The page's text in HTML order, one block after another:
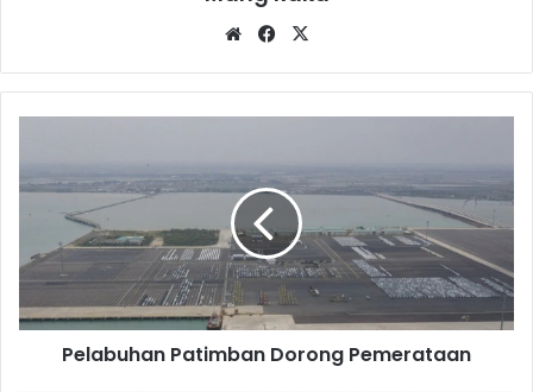
WebsiteFacebook
Pemerataan
Pelabuhan Patimban Dorong Pemerataan